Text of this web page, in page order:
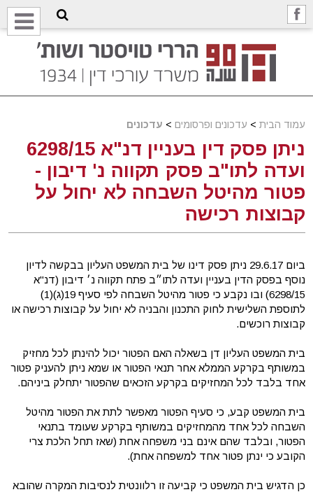
עמוד הבית > עדכונים ופרסומים > עדכונים
ניתן פסק דין בעניין דנ"א 6298/15
ועדה לתו"ב פסק תקווה נ' דיבון -
פטור מהיטל השבחה לא יחול על
קבוצות רכישה
ביום 29.6.17 ניתן פסק דינו של בית המשפט העליון בבקשה לדיון
נוסף בפסק הדין בעניין ועדה לתו״ב פתח תקווה נ׳ דיבון (דנ"א
6298/15) ובו נקבע כי פטור מהיטל השבחה לפי סעיף 19(ג)(1)
לתוספת השלישית לחוק התכנון והבניה לא יחול על קבוצות רכישה או
קבוצות רוכשים.
בית המשפט העליון דן בשאלה האם הפטור יכול להינתן לכל מחזיק
במשותף בקרקע הממלא אחר תנאי הפטור או שמא ניתן להעניק פטור
אחד בלבד לכל המחזיקים בקרקע הזכאים שהפטור יתחלק ביניהם.
בית המשפט קבע, כי סעיף הפטור מאפשר לתת את הפטור מהיטל
השבחה לכל אחד מהמחזיקים במשותף בקרקע שעומד בתנאי
הפטור, ובלבד שהם אינם בני משפחה אחת (שאז תחל הלכת צרי
הקובע כי ינתן פטור אחד למשפחה אחת).
כן הדגיש בית המשפט כי קביעה זו רלוונטית לנסיבות המקרה שהובא